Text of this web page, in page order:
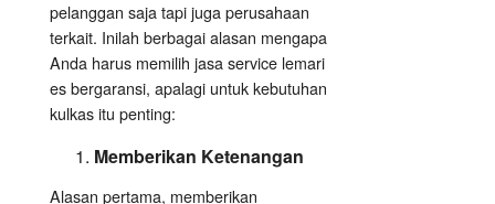
pelanggan saja tapi juga perusahaan
terkait. Inilah berbagai alasan mengapa
Anda harus memilih jasa service lemari
es bergaransi, apalagi untuk kebutuhan
kulkas itu penting:
Memberikan Ketenangan
Alasan pertama, memberikan